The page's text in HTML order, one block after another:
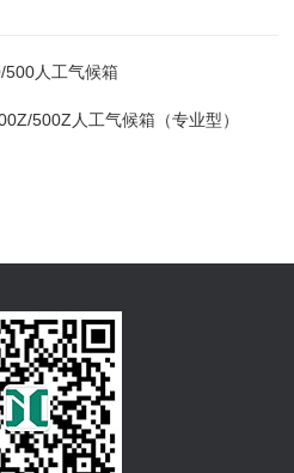
人工气候箱
500Z人工气候箱（专业型）